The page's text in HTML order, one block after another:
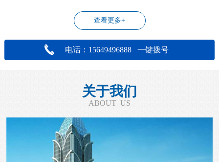
查看更多+
电话：15649496888 一键拨号
关于我们
ABOUT US